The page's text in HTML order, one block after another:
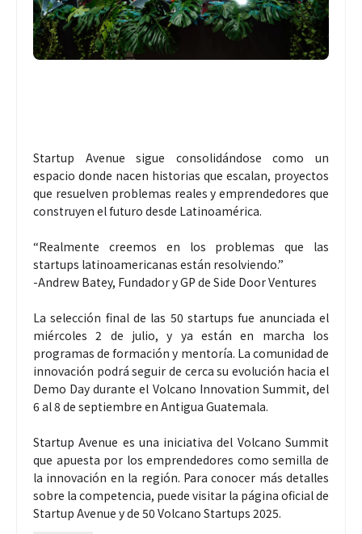
Startup Avenue sigue consolidándose como un
espacio donde nacen historias que escalan, proyectos
que resuelven problemas reales y emprendedores que
construyen el futuro desde Latinoamérica.
“Realmente creemos en los problemas que las
startups latinoamericanas están resolviendo.”
-Andrew Batey, Fundador y GP de Side Door Ventures
La selección final de las 50 startups fue anunciada el
miércoles 2 de julio, y ya están en marcha los
programas de formación y mentoría. La comunidad de
innovación podrá seguir de cerca su evolución hacia el
Demo Day durante el Volcano Innovation Summit, del
6 al 8 de septiembre en Antigua Guatemala.
Startup Avenue es una iniciativa del Volcano Summit
que apuesta por los emprendedores como semilla de
la innovación en la región. Para conocer más detalles
sobre la competencia, puede visitar la página oficial de
Startup Avenue y de 50 Volcano Startups 2025.